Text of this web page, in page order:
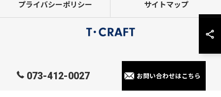
073-412-0027 お問い合わせはこちら
プライバシーポリシー サイトマップ
RIGHTS RESERVED.